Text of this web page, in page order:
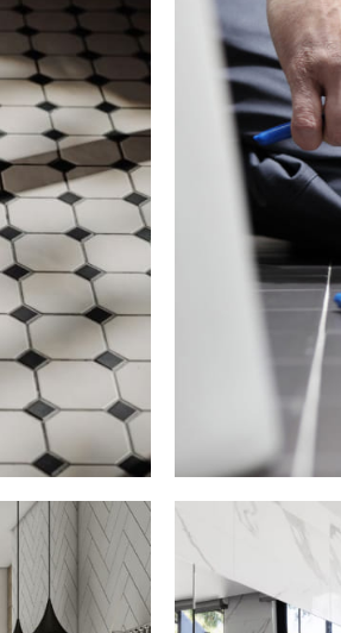
DE VESTIR
Zapato Con Tacón 03 Nov - 03 Dec
Read more